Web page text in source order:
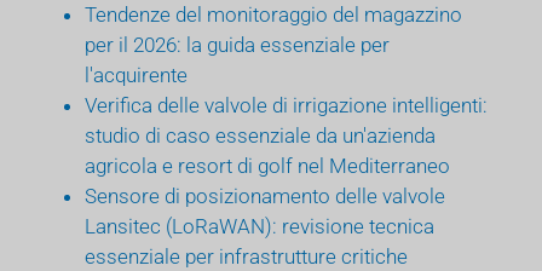
Tendenze del monitoraggio del magazzino
per il 2026: la guida essenziale per
l'acquirente
Verifica delle valvole di irrigazione intelligenti:
studio di caso essenziale da un'azienda
agricola e resort di golf nel Mediterraneo
Sensore di posizionamento delle valvole
Lansitec (LoRaWAN): revisione tecnica
essenziale per infrastrutture critiche